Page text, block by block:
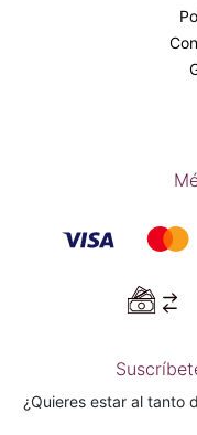
¿Quieres estar al tanto